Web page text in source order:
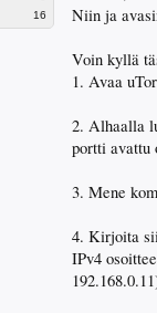
16
Niin ja
Voin kyllä
1. Avaa
2. Alhaalla
portti avattu
3. Mene
4. Kirjoita
IPv4